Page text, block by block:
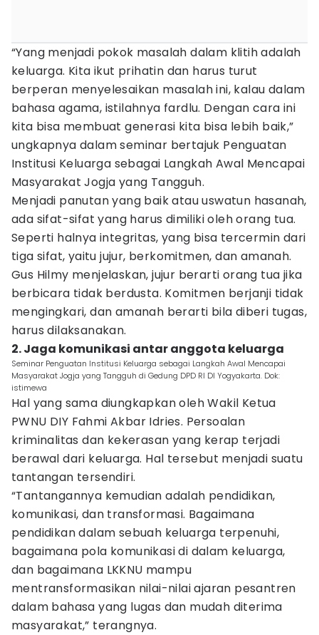
“Yang menjadi pokok masalah dalam klitih adalah
keluarga. Kita ikut prihatin dan harus turut
berperan menyelesaikan masalah ini, kalau dalam
bahasa agama, istilahnya fardlu. Dengan cara ini
kita bisa membuat generasi kita bisa lebih baik,”
ungkapnya dalam seminar bertajuk Penguatan
Institusi Keluarga sebagai Langkah Awal Mencapai
Masyarakat Jogja yang Tangguh.
Menjadi panutan yang baik atau uswatun hasanah,
ada sifat-sifat yang harus dimiliki oleh orang tua.
Seperti halnya integritas, yang bisa tercermin dari
tiga sifat, yaitu jujur, berkomitmen, dan amanah.
Gus Hilmy menjelaskan, jujur berarti orang tua jika
berbicara tidak berdusta. Komitmen berjanji tidak
mengingkari, dan amanah berarti bila diberi tugas,
harus dilaksanakan.
2. Jaga komunikasi antar anggota keluarga
Seminar Penguatan Institusi Keluarga sebagai Langkah Awal Mencapai
Masyarakat Jogja yang Tangguh di Gedung DPD RI DI Yogyakarta. Dok:
istimewa
Hal yang sama diungkapkan oleh Wakil Ketua
PWNU DIY Fahmi Akbar Idries. Persoalan
kriminalitas dan kekerasan yang kerap terjadi
berawal dari keluarga. Hal tersebut menjadi suatu
tantangan tersendiri.
“Tantangannya kemudian adalah pendidikan,
komunikasi, dan transformasi. Bagaimana
pendidikan dalam sebuah keluarga terpenuhi,
bagaimana pola komunikasi di dalam keluarga,
dan bagaimana LKKNU mampu
mentransformasikan nilai-nilai ajaran pesantren
dalam bahasa yang lugas dan mudah diterima
masyarakat,” terangnya.